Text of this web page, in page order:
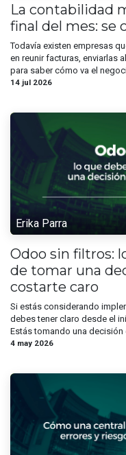
La contabilidad
final del mes: se
Todavía existen empresas
en reunir facturas, enviarlas
para saber cómo va el
14 jul 2026
Erika Parra
Odoo sin filtros:
de tomar una
costarte caro
Si estás considerando
debes tener claro desde el
Estás tomando una decisión
4 may 2026